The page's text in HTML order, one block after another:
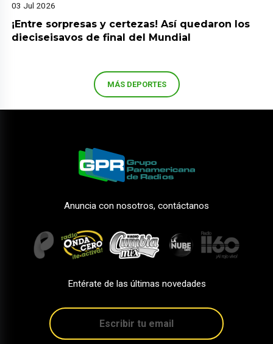
03 Jul 2026
¡Entre sorpresas y certezas! Así quedaron los
dieciseisavos de final del Mundial
MÁS DEPORTES
Anuncia con nosotros, contáctanos
Entérate de las últimas novedades